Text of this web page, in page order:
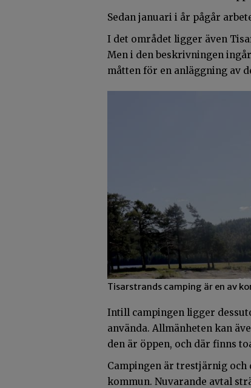
Sedan januari i år pågår
I det området ligger även
Men i den beskrivningen
måtten för en anläggning av
Tisarstrands camping är en av
Intill campingen ligger
använda. Allmänheten kan
den är öppen, och där finns
Campingen är trestjärnig och
kommun. Nuvarande avtal